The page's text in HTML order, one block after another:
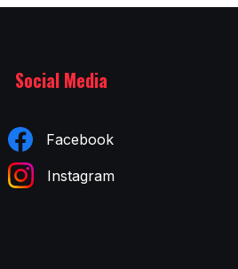
Social Media
Facebook
Instagram